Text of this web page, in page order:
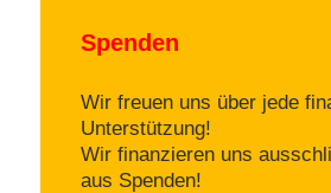
Spenden
Wir freuen uns über jede
Unterstützung!
Wir finanzieren uns
aus Spenden!